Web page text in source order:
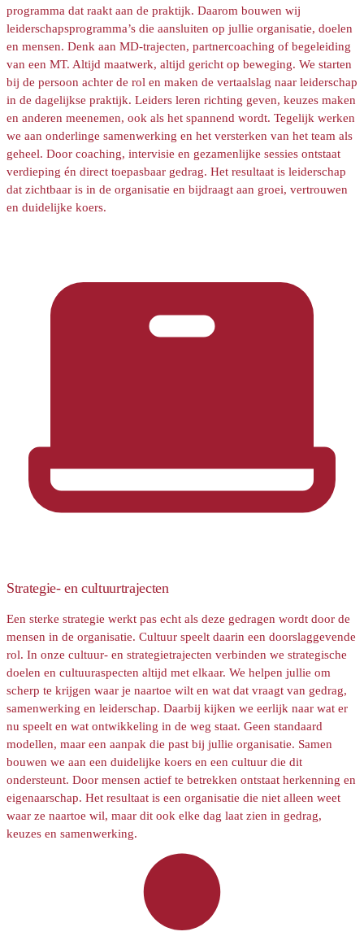
programma dat raakt aan de praktijk. Daarom bouwen wij
leiderschapsprogramma’s die aansluiten op jullie organisatie, doelen
en mensen. Denk aan MD-trajecten, partnercoaching of begeleiding
van een MT. Altijd maatwerk, altijd gericht op beweging. We starten
bij de persoon achter de rol en maken de vertaalslag naar leiderschap
in de dagelijkse praktijk. Leiders leren richting geven, keuzes maken
en anderen meenemen, ook als het spannend wordt. Tegelijk werken
we aan onderlinge samenwerking en het versterken van het team als
geheel. Door coaching, intervisie en gezamenlijke sessies ontstaat
verdieping én direct toepasbaar gedrag. Het resultaat is leiderschap
dat zichtbaar is in de organisatie en bijdraagt aan groei, vertrouwen
en duidelijke koers.
Strategie- en cultuurtrajecten
Een sterke strategie werkt pas echt als deze gedragen wordt door de
mensen in de organisatie. Cultuur speelt daarin een doorslaggevende
rol. In onze cultuur- en strategietrajecten verbinden we strategische
doelen en cultuuraspecten altijd met elkaar. We helpen jullie om
scherp te krijgen waar je naartoe wilt en wat dat vraagt van gedrag,
samenwerking en leiderschap. Daarbij kijken we eerlijk naar wat er
nu speelt en wat ontwikkeling in de weg staat. Geen standaard
modellen, maar een aanpak die past bij jullie organisatie. Samen
bouwen we aan een duidelijke koers en een cultuur die dit
ondersteunt. Door mensen actief te betrekken ontstaat herkenning en
eigenaarschap. Het resultaat is een organisatie die niet alleen weet
waar ze naartoe wil, maar dit ook elke dag laat zien in gedrag,
keuzes en samenwerking.